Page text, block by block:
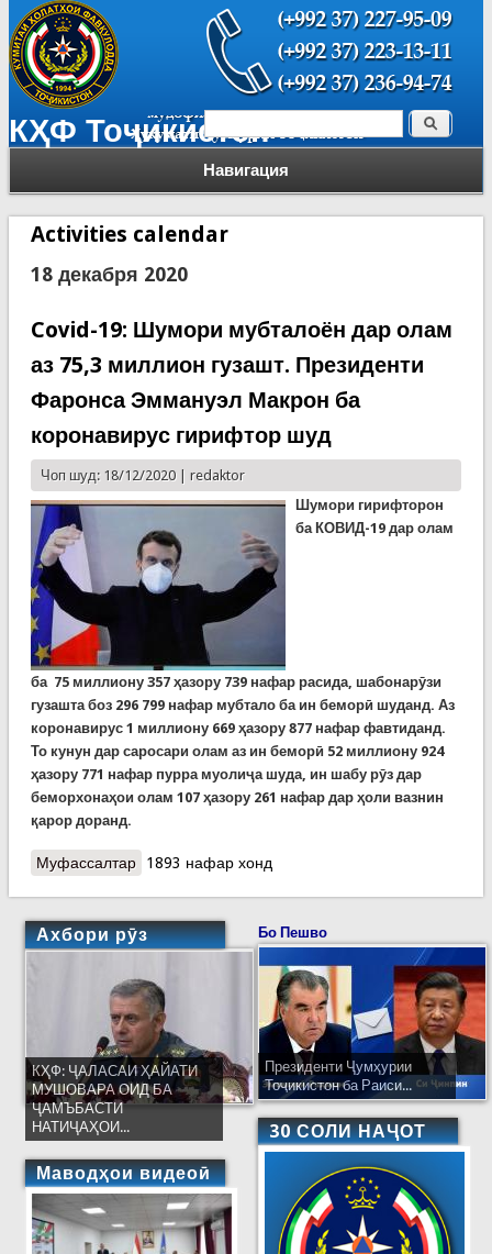
КҲФ Тоҷикистон
Навигация
Форма поиска Поиск
Activities calendar
18 декабря 2020
Covid-19: Шумори мубталоён дар олам
аз 75,3 миллион гузашт. Президенти
Фаронса Эммануэл Макрон ба
коронавирус гирифтор шуд
Чоп шуд: 18/12/2020 | redaktor
Шумори гирифторон
ба КОВИД-19 дар олам
ба 75 миллиону 357 ҳазору 739 нафар расида, шабонарӯзи
гузашта боз 296 799 нафар мубтало ба ин беморӣ шуданд. Аз
коронавирус 1 миллиону 669 ҳазору 877 нафар фавтиданд.
То кунун дар саросари олам аз ин беморӣ 52 миллиону 924
ҳазору 771 нафар пурра муолиҷа шуда, ин шабу рӯз дар
беморхонаҳои олам 107 ҳазору 261 нафар дар ҳоли вазнин
қарор доранд.
Муфассалтаро Covid-19: Шумори мубталоён дар олам аз 75,3
шуд
1893 нафар хонд
Ахбори рӯз
КҲФ: ҶАЛАСАИ ҲАЙАТИ
МУШОВАРА ОИД БА
ҶАМЪБАСТИ
НАТИҶАҲОИ...
Маводҳои видеоӣ
Бо Пешво
Президенти Ҷумҳурии
Тоҷикистон ба Раиси...
30 СОЛИ НАҶОТ